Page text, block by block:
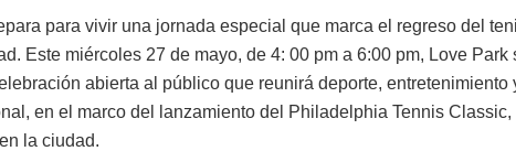
para vivir una jornada especial que marca el regreso del
Este miércoles 27 de mayo, de 4: 00 pm a 6:00 pm, Love Park
abierta al público que reunirá deporte, entretenimiento
en el marco del lanzamiento del Philadelphia Tennis
la ciudad.